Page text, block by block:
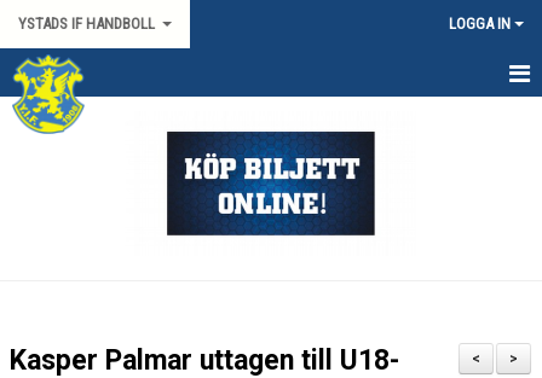
YSTADS IF HANDBOLL LOGGA IN
HEM
>
<
Kasper Palmar uttagen till U18-